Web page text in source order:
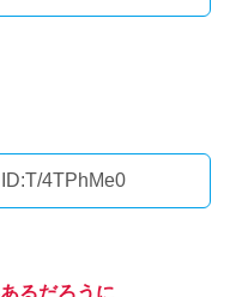
ID:T/4TPhMe0